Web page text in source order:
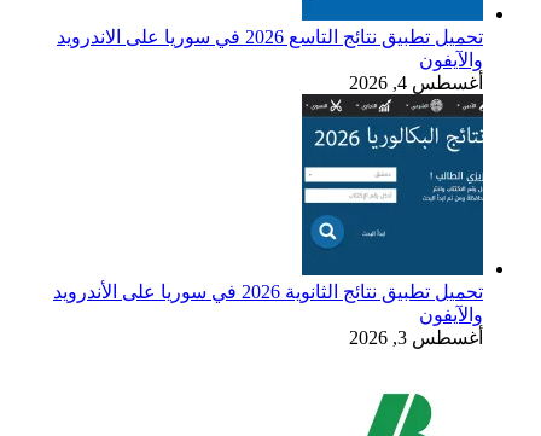
تحميل تطبيق نتائج التاسع 2026 في سوريا على الاندرويد
والآيفون
أغسطس 4, 2026
تحميل تطبيق نتائج الثانوية 2026 في سوريا على الأندرويد
والآيفون
أغسطس 3, 2026